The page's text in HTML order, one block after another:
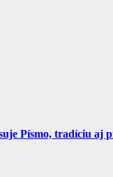
Písmo, tradíciu aj